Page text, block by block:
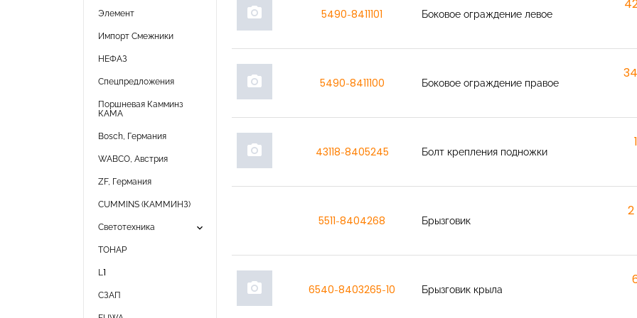
Элемент
Импорт Смежники
НЕФАЗ
Спецпредложения
Поршневая Камминз
КАМА
Bosch, Германия
WABCO, Австрия
ZF, Германия
CUMMINS (КАММИНЗ)
Светотехника keyboard_arrow_down
ТОНАР
L1
СЗАП
photo_camera 5490-8411101 Боковое ограждение левое
photo_camera 5490-8411100 Боковое ограждение правое
photo_camera 43118-8405245 Болт крепления подножки
5511-8404268 Брызговик
2
photo_camera 6540-8403265-10 Брызговик крыла